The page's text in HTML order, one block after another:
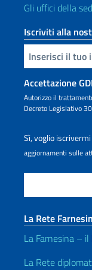
Gli uffici della
Iscriviti alla
Inserisci la tua email
Accettazione
Autorizzo il
Decreto Legislativo
Sì, voglio
aggiornamenti sulle
La Rete
La Farnesina – il
La Rete